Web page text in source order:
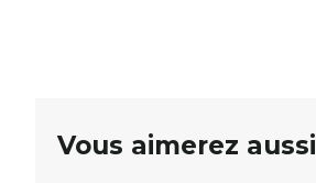
Vous aimerez aussi